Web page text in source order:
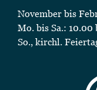
November bis
Mo. bis Sa.: 10.00
So., kirchl.